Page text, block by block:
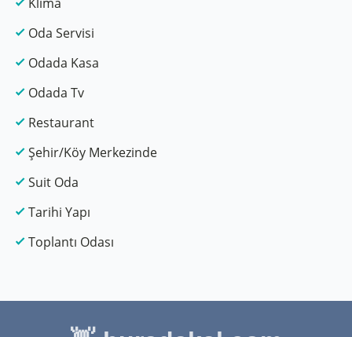
Oda Servisi
Odada Kasa
Odada Tv
Restaurant
Şehir/Köy Merkezinde
Suit Oda
Tarihi Yapı
Toplantı Odası